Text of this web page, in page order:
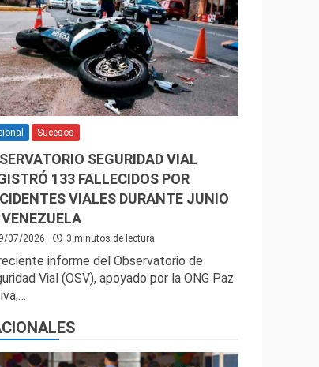
Sucesos
SEGURIDAD VIAL
133 FALLECIDOS POR
VIALES DURANTE JUNIO
07/2026 3 minutos de lectura
informe del Observatorio de
Vial (OSV), apoyado por la ONG Paz